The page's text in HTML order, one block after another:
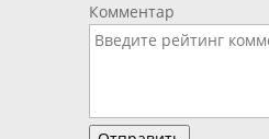
Комментар